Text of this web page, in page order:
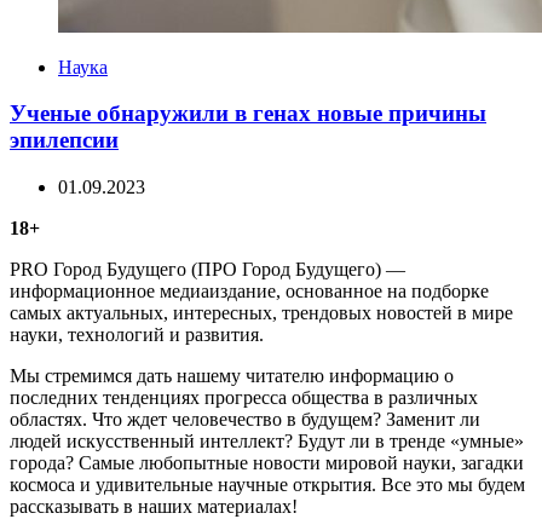
Categories
Наука
Ученые обнаружили в генах новые причины
эпилепсии
01.09.2023
18+
PRO Город Будущего (ПРО Город Будущего) —
информационное медиаиздание, основанное на подборке
самых актуальных, интересных, трендовых новостей в мире
науки, технологий и развития.
Мы стремимся дать нашему читателю информацию о
последних тенденциях прогресса общества в различных
областях. Что ждет человечество в будущем? Заменит ли
людей искусственный интеллект? Будут ли в тренде «умные»
города? Самые любопытные новости мировой науки, загадки
космоса и удивительные научные открытия. Все это мы будем
рассказывать в наших материалах!